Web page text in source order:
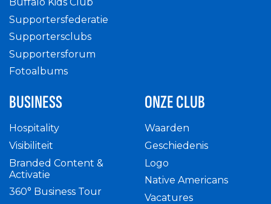
Supportersfederatie
Supportersclubs
Supportersforum
Fotoalbums
BUSINESS
Hospitality
Visibiliteit
Branded Content &
Activatie
360° Business Tour
ONZE CLUB
Waarden
Geschiedenis
Logo
Native Americans
Vacatures